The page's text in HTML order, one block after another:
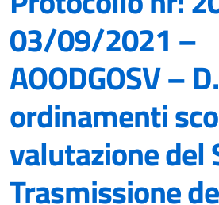
03/09/2021 –
AOODGOSV –
ordinamenti
valutazione del
Trasmissione